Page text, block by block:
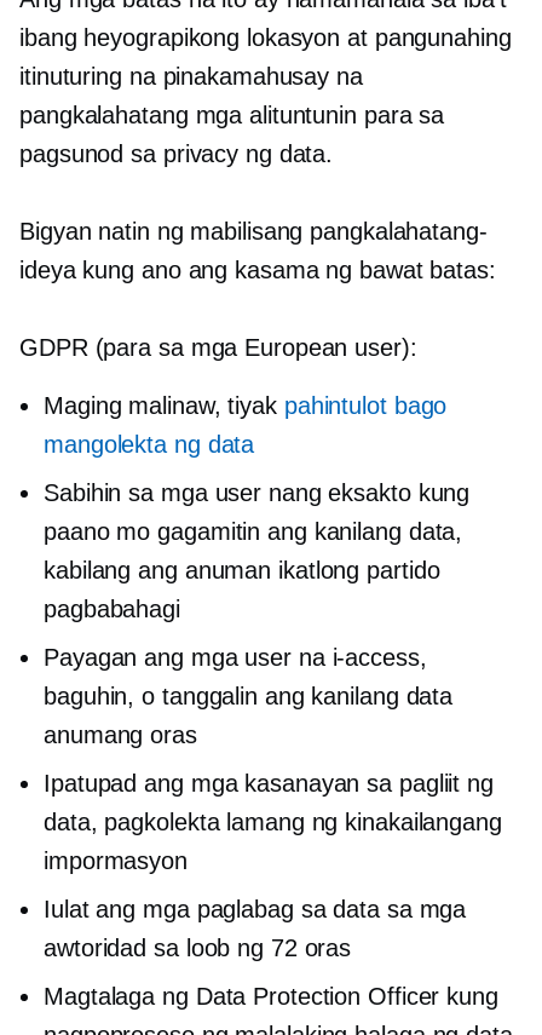
ibang heyograpikong lokasyon at pangunahing
itinuturing na pinakamahusay na
pangkalahatang mga alituntunin para sa
pagsunod sa privacy ng data.
Bigyan natin ng mabilisang pangkalahatang-
ideya kung ano ang kasama ng bawat batas:
GDPR (para sa mga European user):
Maging malinaw, tiyak pahintulot bago
mangolekta ng data
Sabihin sa mga user nang eksakto kung
paano mo gagamitin ang kanilang data,
kabilang ang anuman ikatlong partido
pagbabahagi
Payagan ang mga user na i-access,
baguhin, o tanggalin ang kanilang data
anumang oras
Ipatupad ang mga kasanayan sa pagliit ng
data, pagkolekta lamang ng kinakailangang
impormasyon
Iulat ang mga paglabag sa data sa mga
awtoridad sa loob ng 72 oras
Magtalaga ng Data Protection Officer kung